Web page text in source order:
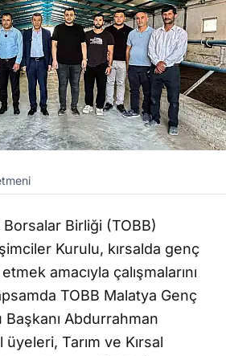
Birliği (TOBB)
Kurulu, kırsalda genç
amacıyla çalışmalarını
TOBB Malatya Genç
Abdurrahman
Tarım ve Kırsal